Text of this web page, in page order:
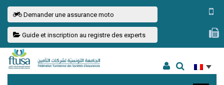
Demander une assurance moto
Guide et inscription au registre des experts